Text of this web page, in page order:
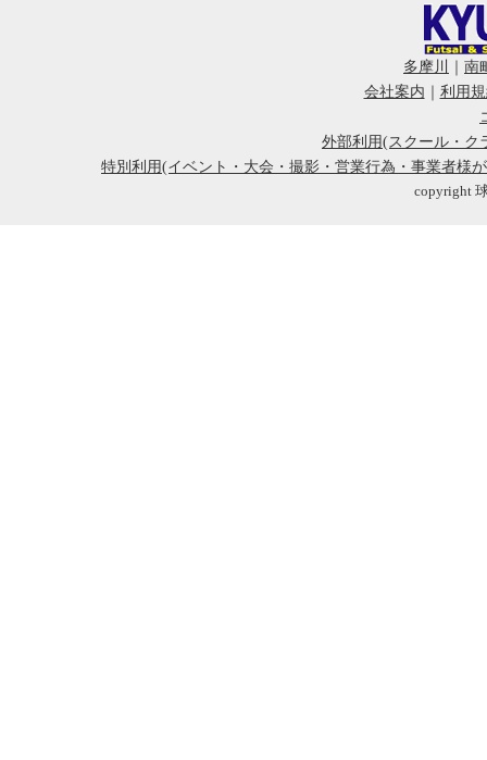
多摩川
南
会社案内
利用
外部利用(スクール・ク
特別利用(イベント・大会・撮影・営業行為・事業者様
copyright